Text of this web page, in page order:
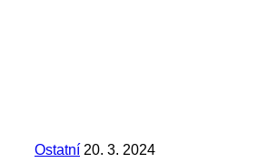
Ostatní 20. 3. 2024